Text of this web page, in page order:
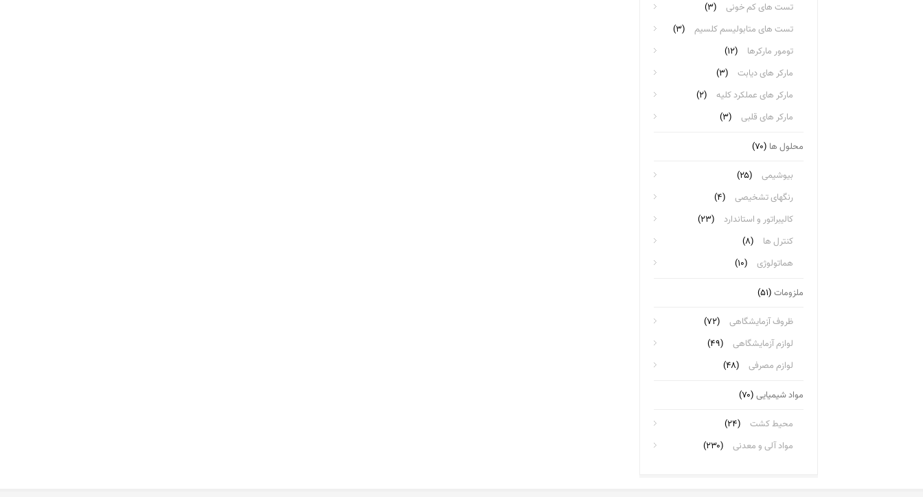
تست های کم خونی
(۳)
تست های متابولیسم کلسیم
(۳)
تومور مارکرها
(۱۲)
مارکر های دیابت
(۳)
مارکر های عملکرد کلیه
(۲)
مارکر های قلبی
(۳)
محلول ها (۷۰)
بیوشیمی
(۲۵)
رنگهای تشخیصی
(۴)
کالیبراتور و استاندارد
(۲۳)
کنترل ها
(۸)
هماتولوژی
(۱۰)
ملزومات (۵۱)
ظروف آزمایشگاهی
(۷۲)
لوازم آزمایشگاهی
(۴۹)
لوازم مصرفی
(۴۸)
مواد شیمیایی (۷۰)
محیط کشت
(۲۴)
مواد آلی و معدنی
(۲۳۰)